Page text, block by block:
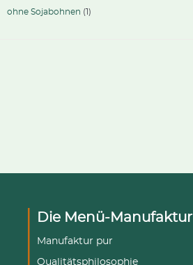
ohne Sojabohnen (1)
Die Menü-Manufaktur
Manufaktur pur
Qualitätsphilosophie